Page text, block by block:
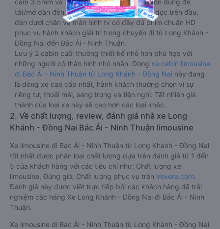
cắm 3.5mm và 3 cái nút có biểu tượng nguồn dùng để
tắt/mở dàn đèn chính của buồng nằm chạy dọc trên đầu,
đèn dưới chân và màn hình tv có đầy đủ phim chuẩn HD
phục vụ hành khách giải trí trong chuyến đi từ Long Khánh -
Đồng Nai đến Bác Ái - Ninh Thuận.
Lưu ý 2 cabin cuối thường thiết kế nhỏ hơn phù hợp với
những người có thân hình nhỏ nhắn. Dòng xe cabin limousine
đi Bác Ái - Ninh Thuận từ Long Khánh - Đồng Nai này đang
là dòng xe cao cấp nhất, hành khách thường chọn vì sự
riêng tư, thoải mái, sang trọng và tiện nghi. Tất nhiên giá
thành của loại xe này sẽ cao hơn các loại khác.
2. Về chất lượng, review, đánh giá nhà xe Long
Khánh - Đồng Nai Bác Ái - Ninh Thuận limousine
Xe limousine đi Bác Ái - Ninh Thuận từ Long Khánh - Đồng Nai
tốt nhất được phân loại chất lượng dựa trên đánh giá từ 1 đến
5 của khách hàng với các tiêu chí như: Chất lượng xe
limousine, Đúng giờ, Chất lượng phục vụ trên Vexere.com.
Đánh giá này được viết trực tiếp bởi các khách hàng đã trải
nghiệm các hãng Xe Long Khánh - Đồng Nai đi Bác Ái - Ninh
Thuận.
Xe limousine đi Bác Ái - Ninh Thuận từ Long Khánh - Đồng Nai